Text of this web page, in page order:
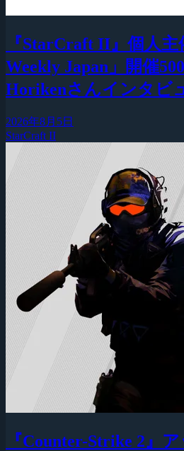
『StarCraft II』個人
Weekly Japan」開催
Horikenさんインタビ
2026年8月5日
StarCraft II
『Counter-Strike 2』